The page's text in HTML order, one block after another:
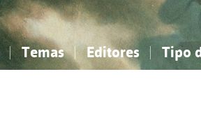
Temas Editores Tipo